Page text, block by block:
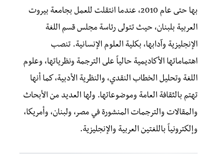
بها حتى عام 2010، عندما انتقلت للعمل بجامعة بيروت
العربية بلبنان، حيث تتولى رئاسة مجلس قسم اللغة
الإنجليزية وآدابها، بكلية العلوم الإنسانية. تنصب
اهتماماتها الأكاديمية حالياً على الترجمة ونظرياتها، وعلوم
اللغة وتحليل الخطاب النقدي، والنظرية الأدبية، كما أنها
تهتم بالثقافة العامة وموضوعاتها. ولها العديد من الأبحاث
والمقالات والترجمات المنشورة في مصر، ولبنان، وأمريكا،
وإلكترونياً باللغتين العربية والإنجليزية.